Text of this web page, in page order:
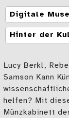
Tags
Digitale
Hinter der
Lucy Berkl,
Samson Kann
helfen? Mit
Münzkabinett